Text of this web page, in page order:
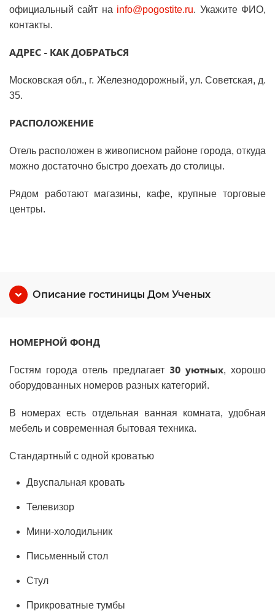
официальный сайт на info@pogostite.ru. Укажите ФИО,
контакты.
АДРЕС - КАК ДОБРАТЬСЯ
Московская обл., г. Железнодорожный, ул. Советская, д.
35.
РАСПОЛОЖЕНИЕ
Отель расположен в живописном районе города, откуда
можно достаточно быстро доехать до столицы.
Рядом работают магазины, кафе, крупные торговые
центры.
Описание гостиницы Дом Ученых
НОМЕРНОЙ ФОНД
Гостям города отель предлагает 30 уютных, хорошо
оборудованных номеров разных категорий.
В номерах есть отдельная ванная комната, удобная
мебель и современная бытовая техника.
Стандартный с одной кроватью
Двуспальная кровать
Телевизор
Мини-холодильник
Письменный стол
Стул
Прикроватные тумбы